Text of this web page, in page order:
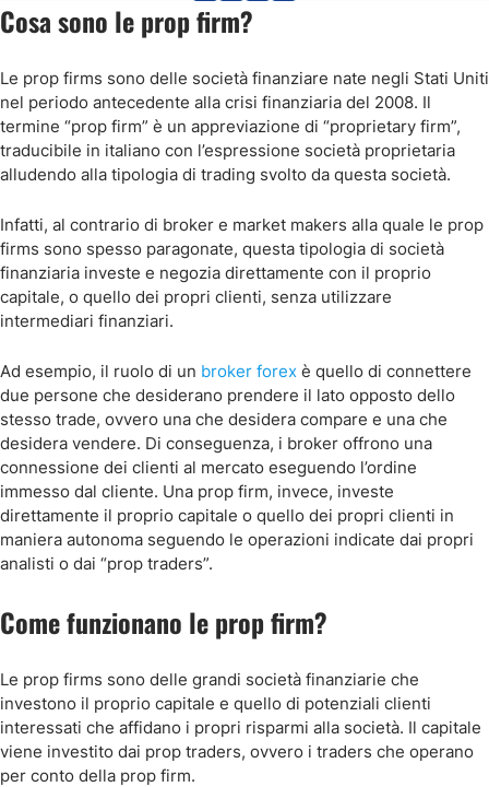
Cosa sono le prop firm?
Le prop firms sono delle società finanziare nate negli Stati Uniti
nel periodo antecedente alla crisi finanziaria del 2008. Il
termine “prop firm” è un appreviazione di “proprietary firm”,
traducibile in italiano con l’espressione società proprietaria
alludendo alla tipologia di trading svolto da questa società.
Infatti, al contrario di broker e market makers alla quale le prop
firms sono spesso paragonate, questa tipologia di società
finanziaria investe e negozia direttamente con il proprio
capitale, o quello dei propri clienti, senza utilizzare
intermediari finanziari.
Ad esempio, il ruolo di un broker forex è quello di connettere
due persone che desiderano prendere il lato opposto dello
stesso trade, ovvero una che desidera compare e una che
desidera vendere. Di conseguenza, i broker offrono una
connessione dei clienti al mercato eseguendo l’ordine
immesso dal cliente. Una prop firm, invece, investe
direttamente il proprio capitale o quello dei propri clienti in
maniera autonoma seguendo le operazioni indicate dai propri
analisti o dai “prop traders”.
Come funzionano le prop firm?
Le prop firms sono delle grandi società finanziarie che
investono il proprio capitale e quello di potenziali clienti
interessati che affidano i propri risparmi alla società. Il capitale
viene investito dai prop traders, ovvero i traders che operano
per conto della prop firm.